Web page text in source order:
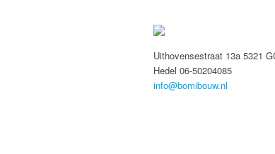
Uithovensestraat 13a 5321
Hedel 06-50204085
info@bomibouw.nl